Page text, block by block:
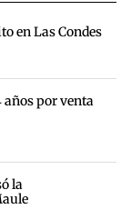
en Las Condes
años por venta
la